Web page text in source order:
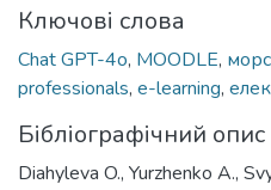
Ключові слова
Chat GPT-4o, MOODLE,
professionals, e-learning,
Бібліографічний опис
Diahyleva O., Yurzhenko A.,